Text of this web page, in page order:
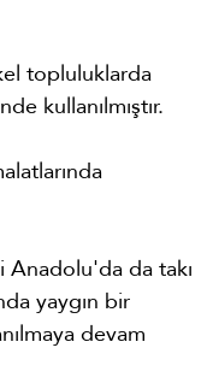
topluluklarda
kullanılmıştır.
da takı
yaygın bir
devam